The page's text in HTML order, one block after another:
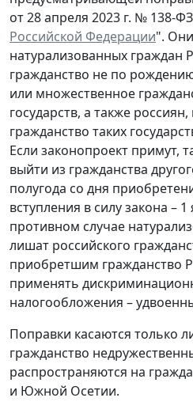
от 28 апреля 2023 г. № 138-
Российской Федерации".
натурализованных граждан
гражданство не по
или множественное
государств, а также
гражданство таких
Если законопроект примут,
выйти из гражданства
полугода со дня
вступления в силу закона –
противном случае
лишат российского
приобретшим гражданство
применять
налогообложения –
Поправки касаются только
гражданство
распространяются на
и Южной Осетии.